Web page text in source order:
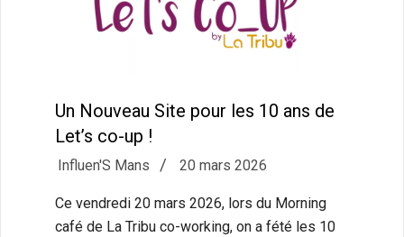
Un Nouveau Site pour les 10 ans de
Let’s co-up !
2026-
20
Influen'S Mans 20 mars 2026
Ce vendredi 20 mars 2026, lors du Morning
café de La Tribu co-working, on a fété les 10